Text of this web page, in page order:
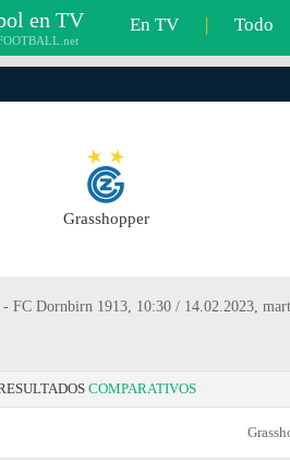
en TV En TV | Todo
Grasshopper
- FC Dornbirn 1913, 10:30 / 14.02.2023,
COMPARATIVOS